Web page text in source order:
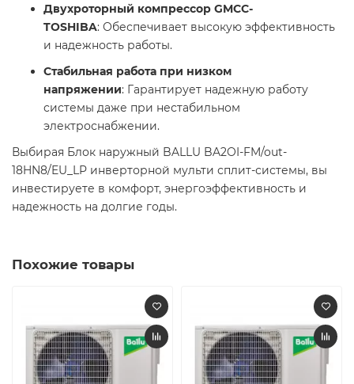
Двухроторный компрессор GMCC-
TOSHIBA: Обеспечивает высокую эффективность
и надежность работы.
Стабильная работа при низком
напряжении: Гарантирует надежную работу
системы даже при нестабильном
электроснабжении.​
Выбирая Блок наружный BALLU BA2OI-FM/out-
18HN8/EU_LP инверторной мульти сплит-системы, вы
инвестируете в комфорт, энергоэффективность и
надежность на долгие годы.​
Похожие товары